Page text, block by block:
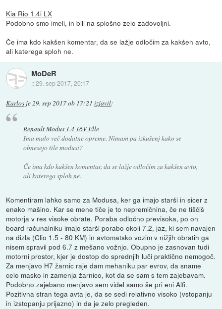
Kia Rio 1.4i LX
Podobno smo imeli, in bili na splošno zelo zadovoljni.
Če ima kdo kakšen komentar, da se lažje odločim za kakšen avto,
ali katerega sploh ne.
MoDeR
::29. sep 2017, 20:17
Karlos je29. sep 2017 ob 17:21 izjavil:
Renault Modus 1.4 16V Elle
Ima malo več dodatne opreme. Nimam pa izkušenj kako se
obnesejo tile modusi?
Če ima kdo kakšen komentar, da se lažje odločim za kakšen avto,
ali katerega sploh ne.
Komentiram lahko samo za Modusa, ker ga imajo starši in sicer z
enako mašino. Kar se mene tiče je to nepremičnina, če ne tiščiš
motorja v res visoke obrate. Poraba odločno previsoka, po on
board računalniku imajo starši porabo okoli 7.2, jaz, ki sem navajen
na dizla (Clio 1.5 - 80 KM) in avtomatsko vozim v nižjih obratih ga
nisem spravil pod 6.7 z mešano vožnjo. Obupno je zasnovan tudi
motorni prostor, kjer je dostop do sprednjih luči praktično nemogoč.
Za menjavo H7 žarnic raje dam mehaniku par evrov, da sname
celo masko in zamenja žarnico, kot da se sam s tem zajebavam.
Podobno zajebano menjavo sem videl samo še pri eni Alfi.
Pozitivna stran tega avta je, da se sedi relativno visoko (vstopanju
in izstopanju prijazno) in da je zelo pregleden.